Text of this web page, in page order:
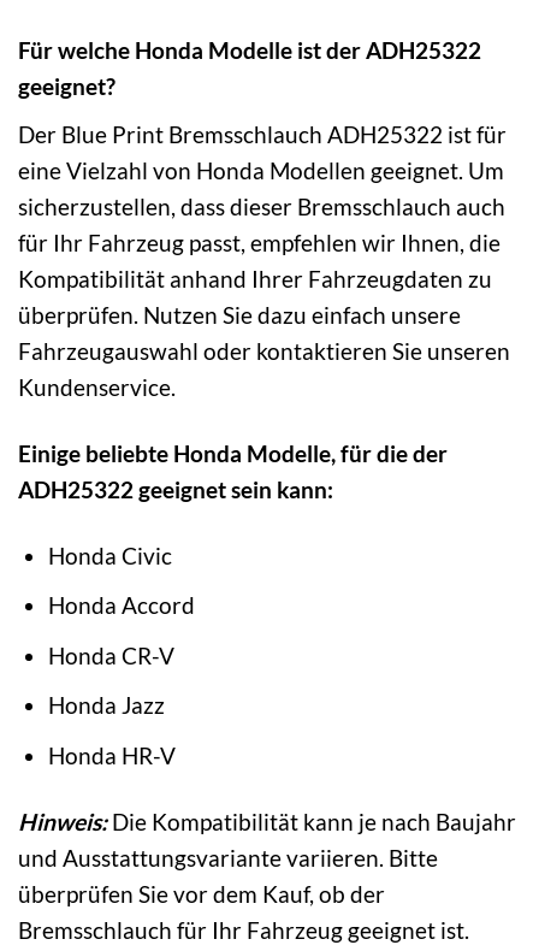
Für welche Honda Modelle ist der ADH25322
geeignet?
Der Blue Print Bremsschlauch ADH25322 ist für
eine Vielzahl von Honda Modellen geeignet. Um
sicherzustellen, dass dieser Bremsschlauch auch
für Ihr Fahrzeug passt, empfehlen wir Ihnen, die
Kompatibilität anhand Ihrer Fahrzeugdaten zu
überprüfen. Nutzen Sie dazu einfach unsere
Fahrzeugauswahl oder kontaktieren Sie unseren
Kundenservice.
Einige beliebte Honda Modelle, für die der
ADH25322 geeignet sein kann:
Honda Civic
Honda Accord
Honda CR-V
Honda Jazz
Honda HR-V
Hinweis:Die Kompatibilität kann je nach Baujahr
und Ausstattungsvariante variieren. Bitte
überprüfen Sie vor dem Kauf, ob der
Bremsschlauch für Ihr Fahrzeug geeignet ist.